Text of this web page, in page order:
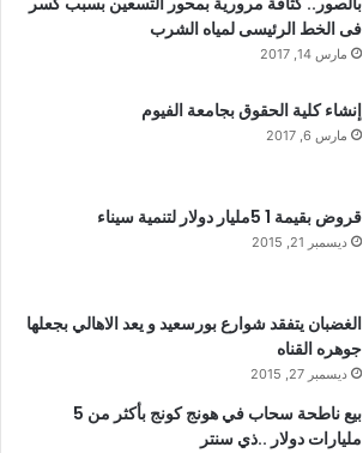
فى الخط الرئيسى لمياه الشرب
مارس 14, 2017
إنشاء كلية الحقوق بجامعة الفيوم
مارس 6, 2017
قروض بقيمة 1 5مليار دولار لتنمية سيناء
ديسمبر 21, 2015
الغضبان يتفقد شوارع بورسعيد و يعد الاهالي بجعلها
جوهره القناه
ديسمبر 27, 2015
بيع ناطحة سحاب في هونج كونج بأكثر من 5
مليارات دولار ..ذي سنتر